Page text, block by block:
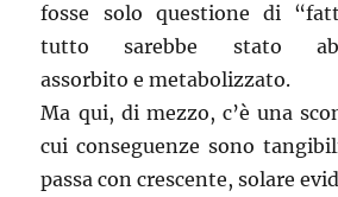
fosse solo questione di
tutto sarebbe stato
assorbito e metabolizzato.
Ma qui, di mezzo, c’è una
cui conseguenze sono
passa con crescente, solare